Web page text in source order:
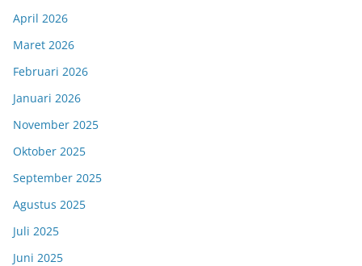
April 2026
Maret 2026
Februari 2026
Januari 2026
November 2025
Oktober 2025
September 2025
Agustus 2025
Juli 2025
Juni 2025